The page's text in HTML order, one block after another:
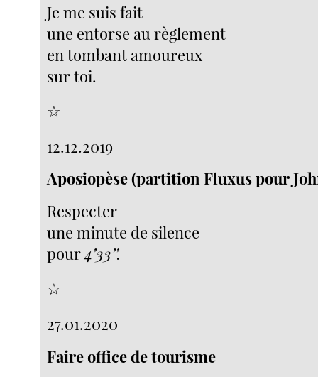
Je me suis fait
une entorse au règlement
en tombant amoureux
sur toi.
☆
12.12.2019
Aposiopèse (partition Fluxus pour
Respecter
une minute de silence
pour4’33’’.
☆
27.01.2020
Faire office de tourisme